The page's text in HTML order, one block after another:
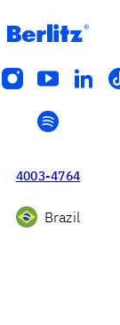
instagram
youtube
spotify
4003-4764
Brazil